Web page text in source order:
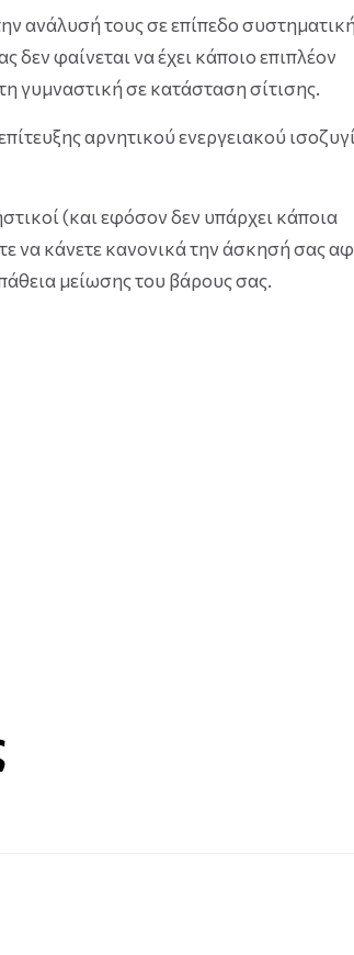
ανάλυσή τους σε επίπεδο
φαίνεται να έχει κάποιο επιπλέον
γυμναστική σε κατάσταση σίτισης.
αρνητικού ενεργειακού
(και εφόσον δεν υπάρχει κάποια
να κάνετε κανονικά την άσκησή σας
μείωσης του βάρους σας.